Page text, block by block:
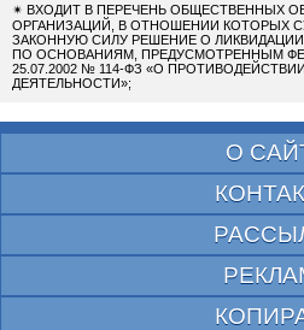
✴ ВХОДИТ В ПЕРЕЧЕНЬ ОБЩЕСТВЕННЫХ
ОРГАНИЗАЦИЙ, В ОТНОШЕНИИ КОТОРЫХ
ЗАКОННУЮ СИЛУ РЕШЕНИЕ О
ПО ОСНОВАНИЯМ, ПРЕДУСМОТРЕННЫМ
25.07.2002 № 114-ФЗ «О
ДЕЯТЕЛЬНОСТИ»;
О